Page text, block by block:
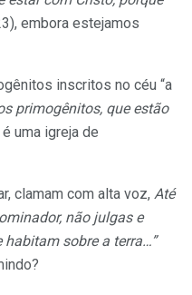
embora estejamos
inscritos no céu “a
primogênitos, que estão
uma igreja de
clamam com alta voz, Até
não julgas e
habitam sobrea terra…”